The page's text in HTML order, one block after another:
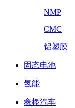
NMP
CMC
铝塑膜
固态电池
氢能
鑫椤汽车